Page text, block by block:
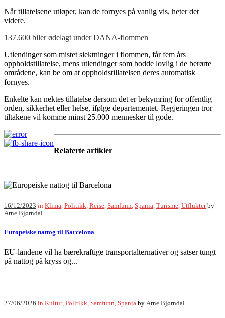
Når tillatelsene utløper, kan de fornyes på vanlig vis, heter det
videre.
137.600 biler ødelagt under DANA-flommen
Utlendinger som mistet slektninger i flommen, får fem års
oppholdstillatelse, mens utlendinger som bodde lovlig i de berørte
områdene, kan be om at oppholdstillatelsen deres automatisk
fornyes.
Enkelte kan nektes tillatelse dersom det er bekymring for offentlig
orden, sikkerhet eller helse, ifølge departementet. Regjeringen tror
tiltakene vil komme minst 25.000 mennesker til gode.
Relaterte artikler
16/12/2023 in Klima Politikk Reise Samfunn Spania Turisme Utflukterby
Arne Bjørndal
Europeiske nattog til Barcelona
EU-landene vil ha bærekraftige transportalternativer og satser tungt
på nattog på kryss og...
27/06/2026 in Kultur, Politikk, Samfunn, Spania by Arne Bjørndal